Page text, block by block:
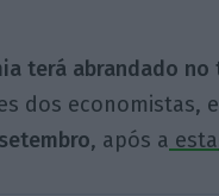
terá abrandado
dos economistas,
, após a